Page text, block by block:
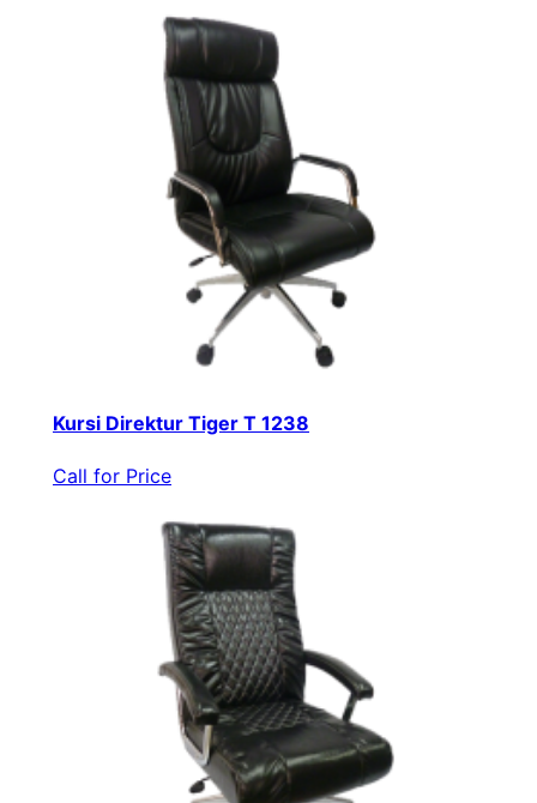
Kursi Direktur Tiger T 1238
Call for Price